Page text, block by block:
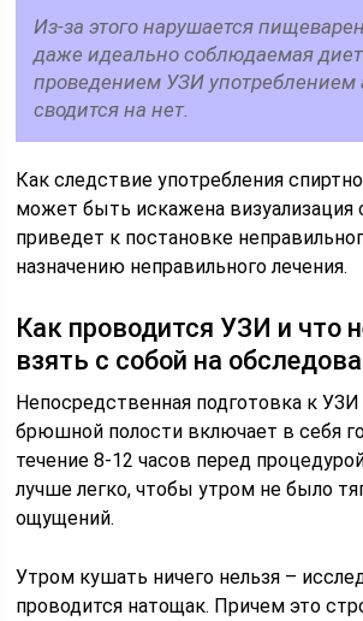
Из-за этого нарушается
даже идеально соблюдаемая
проведением УЗИ употреблением
сводится на нет.
Как следствие употребления
может быть искажена визуализация
приведет к постановке
назначению неправильного лечения.
Как проводится УЗИ и что
взять с собой на
Непосредственная подготовка к УЗИ
брюшной полости включает в себя
течение 8-12 часов перед
лучше легко, чтобы утром не было
ощущений.
Утром кушать ничего нельзя –
проводится натощак. Причем это